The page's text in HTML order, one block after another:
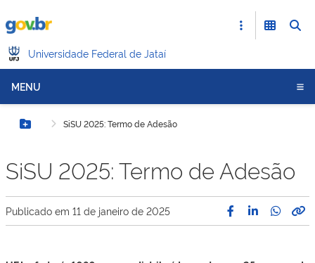
Universidade Federal de Jataí
MENU
Botão MenuSiSU 2025: Termo de Adesão
SiSU 2025: Termo de Adesão
Publicado em 11 de janeiro de 2025